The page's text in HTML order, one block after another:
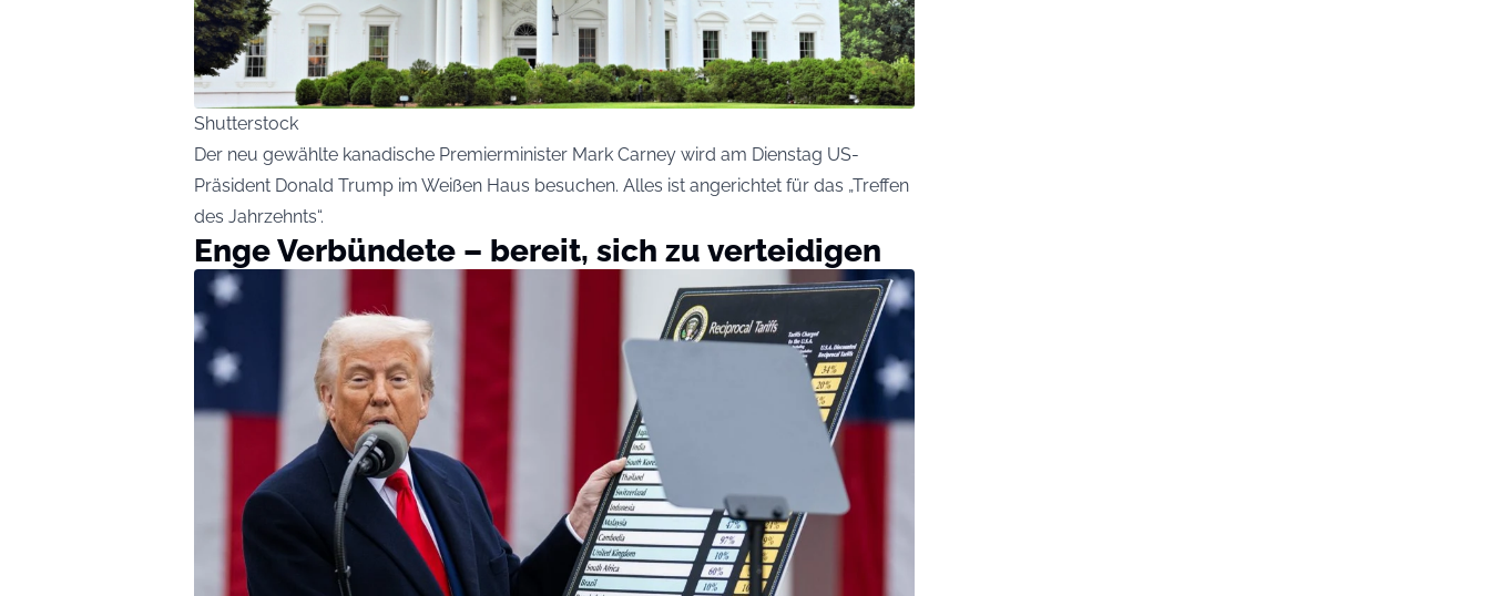
Shutterstock
Der neu gewählte kanadische Premierminister Mark Carney wird am Dienstag US-
Präsident Donald Trump im Weißen Haus besuchen. Alles ist angerichtet für das „Treffen
des Jahrzehnts“.
Enge Verbündete – bereit, sich zu verteidigen